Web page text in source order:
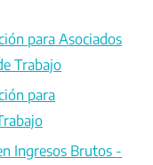
para Asociados
Trabajo
para
Ingresos Brutos -